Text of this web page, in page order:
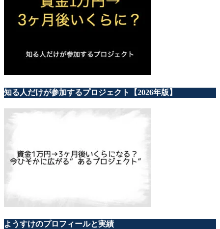
知る人だけが参加するプロジェクト【2026年版】
ようすけのプロフィールと実績